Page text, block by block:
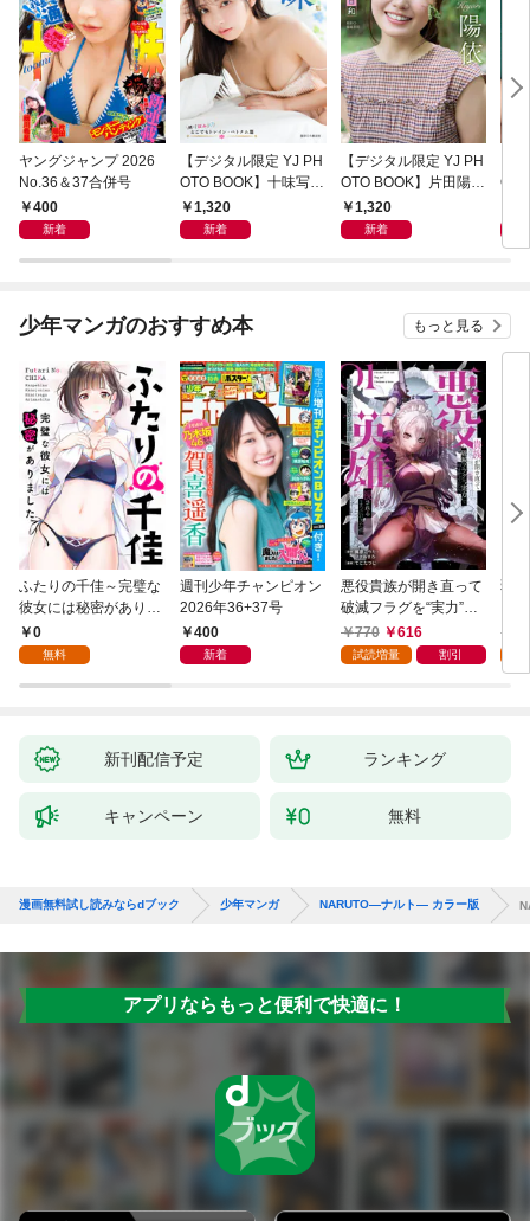
ヤングジャンプ 2026
No.36＆37合併号
400
新着
【デジタル限定 YJ PH
OTO BOOK】十味写真
集「続・『ぽみ』！？
どこでもトレイン・ベ
1,320
新着
【デジタル限定 YJ PH
OTO BOOK】片田陽依
写真集「羽色日和」
1,320
新着
リ」
少年マンガのおすすめ本 もっと見る
ふたりの千佳～完璧な
彼女には秘密がありま
した(1)
0
無料
週刊少年チャンピオン
2026年36+37号
400
新着
悪役貴族が開き直って
破滅フラグを“実力”で
叩き折っていたら、い
つの間にかヒロイン達
770 616
試読増量 割引
弱
新刊配信予定 ランキング
キャンペーン 無料
漫画無料試し読みならdブック 少年マンガ NARUTO―ナルト― カラー版
アプリならもっと便利で快適に！